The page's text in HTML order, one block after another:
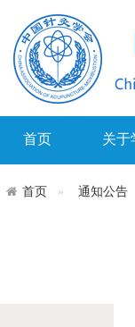
首页 关于
首页 通知公告